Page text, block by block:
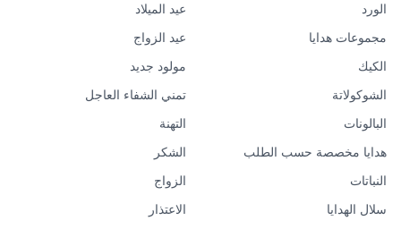
الورد
مجموعات هدايا
الكيك
الشوكولاتة
البالونات
هدايا مخصصة حسب الطلب
النباتات
سلال الهدايا
عيد الميلاد
عيد الزواج
مولود جديد
تمني الشفاء العاجل
التهنة
الشكر
الزواج
الاعتذار